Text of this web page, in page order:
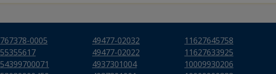
767378-0005
55355617
54399700071
49477-02032
49477-02022
4937301004
11627645758
11627633925
10009930206